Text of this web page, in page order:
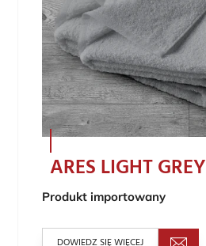
ARES LIGHT GREY
Produkt importowany